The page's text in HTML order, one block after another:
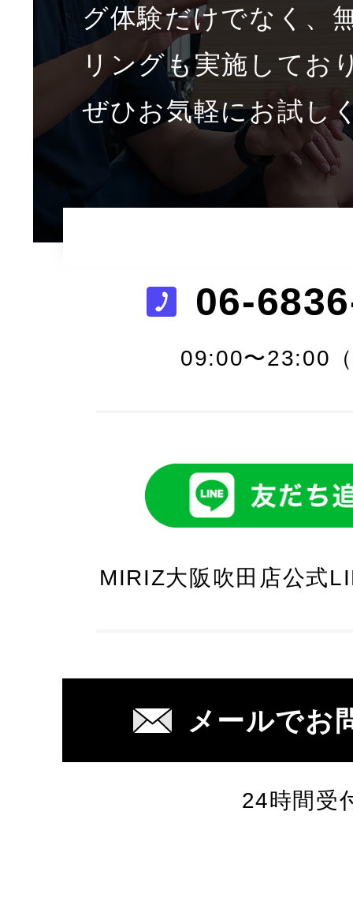
グ体験だけでなく、
リングも実施してお
ぜひお気軽にお試し
06-
09:00〜23:00
MIRIZ大阪吹田店公式
メールでお
24時間受